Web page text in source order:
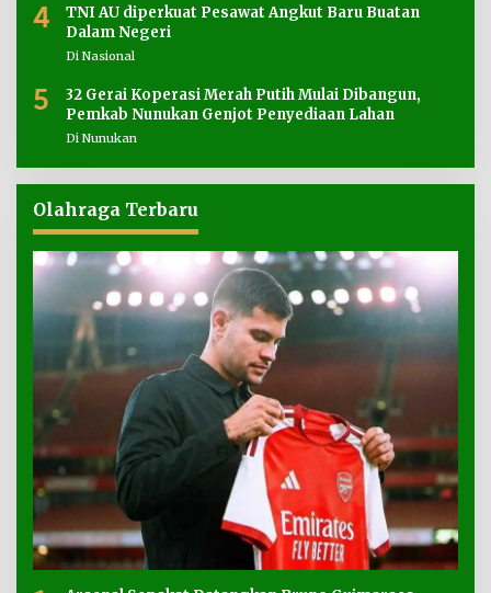
4
TNI AU diperkuat Pesawat Angkut Baru Buatan
Dalam Negeri
Di Nasional
5
32 Gerai Koperasi Merah Putih Mulai Dibangun,
Pemkab Nunukan Genjot Penyediaan Lahan
Di Nunukan
Olahraga Terbaru